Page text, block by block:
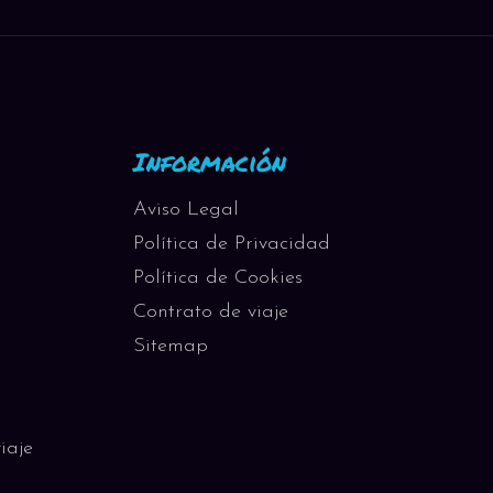
Información
Aviso Legal
Política de Privacidad
Política de Cookies
Contrato de viaje
Sitemap